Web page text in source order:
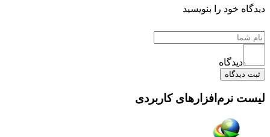
خود را بنویسید
نرم‌افزارهای کاربردی